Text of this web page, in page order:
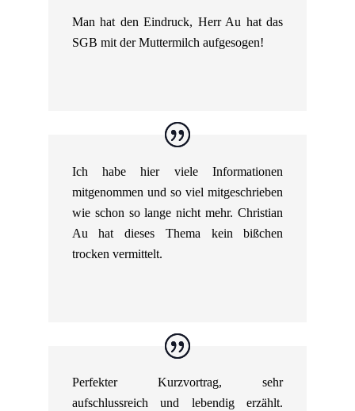
Man hat den Eindruck, Herr Au hat das
SGB mit der Muttermilch aufgesogen!
Ich habe hier viele Informationen
mitgenommen und so viel mitgeschrieben
wie schon so lange nicht mehr. Christian
Au hat dieses Thema kein bißchen
trocken vermittelt.
Perfekter Kurzvortrag, sehr
aufschlussreich und lebendig erzählt.